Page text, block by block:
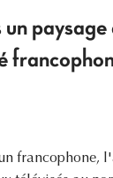
francophone,